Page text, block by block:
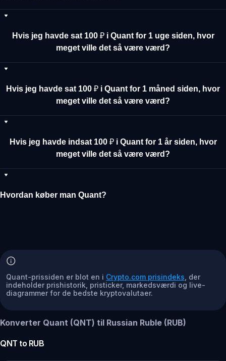
Hvis jeg havde sat 100 ₽ i Quant for 1 uge siden, hvor
meget ville det så være værd?
Hvis jeg havde sat 100 ₽ i Quant for 1 måned siden, hvor
meget ville det så være værd?
Hvis jeg havde indsat 100 ₽ i Quant for 1 år siden, hvor
meget ville det så være værd?
Hvordan køber man Quant?
Quant-prissiden er blot en i Crypto.com prisindeks , der
indeholder prishistorik, pristicker, markedsværdi og live-
diagrammer for de bedste kryptovalutaer.
Konverter Quant (QNT) til Russian Ruble (RUB)
QNT to RUB